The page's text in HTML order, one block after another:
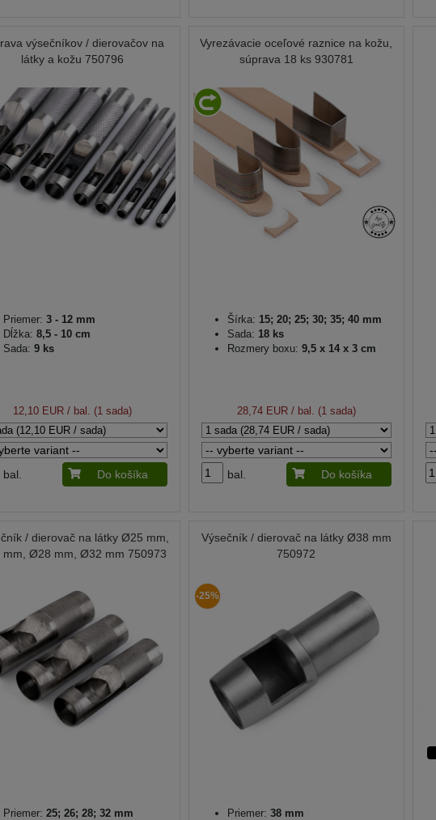
výsečníkov / dierovačov na
látky a kožu 750796
Priemer: 3 - 12 mm
Dĺžka: 8,5 - 10 cm
Sada: 9 ks
12,10 EUR/ bal. (1 sada)
bal. Do košíka
Vyrezávacie oceľové raznice na kožu,
súprava 18 ks 930781
Šírka: 15; 20; 25; 30; 35; 40 mm
Sada: 18 ks
Rozmery boxu: 9,5 x 14 x 3 cm
28,74 EUR/ bal. (1 sada)
bal. Do košíka
/ dierovač na látky Ø25 mm,
Ø28 mm, Ø32 mm 750973
Priemer: 25; 26; 28; 32 mm
Výsečník / dierovač na látky Ø38 mm
750972
-25%
Priemer: 38 mm